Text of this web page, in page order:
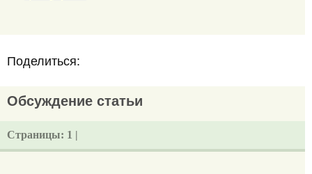
Поделиться:
Обсуждение статьи
Страницы: 1 |